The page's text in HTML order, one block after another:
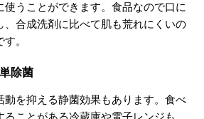
使うことができます。食品なので口に
、合成洗剤に比べて肌も荒れにくいの
。
除菌
動を抑える静菌効果もあります。食べ
ことがある冷蔵庫や電子レンジも、